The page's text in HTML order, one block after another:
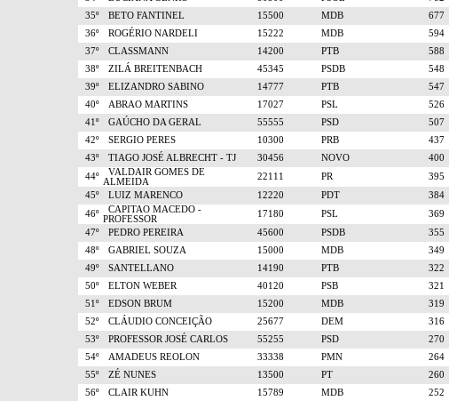
35º
BETO FANTINEL 15500 MDB 677
36º
ROGÉRIO NARDELI 15222 MDB 594
37º
CLASSMANN 14200 PTB 588
38º
ZILÁ BREITENBACH 45345 PSDB 548
39º
ELIZANDRO SABINO 14777 PTB 547
40º
ABRAO MARTINS 17027 PSL 526
41º
GAÚCHO DA GERAL 55555 PSD 507
42º
SERGIO PERES 10300 PRB 437
43º
TIAGO JOSÉ ALBRECHT - TJ 30456 NOVO 400
44º
VALDAIR GOMES DE
ALMEIDA
22111 PR 395
45º
LUIZ MARENCO 12220 PDT 384
46º
CAPITAO MACEDO -
PROFESSOR
17180 PSL 369
47º
PEDRO PEREIRA 45600 PSDB 355
48º
GABRIEL SOUZA 15000 MDB 349
49º
SANTELLANO 14190 PTB 322
50º
ELTON WEBER 40120 PSB 321
51º
EDSON BRUM 15200 MDB 319
52º
CLÁUDIO CONCEIÇÃO 25677 DEM 316
53º
PROFESSOR JOSÉ CARLOS 55255 PSD 270
54º
AMADEUS REOLON 33338 PMN 264
55º
ZÉ NUNES 13500 PT 260
56º
CLAIR KUHN 15789 MDB 252